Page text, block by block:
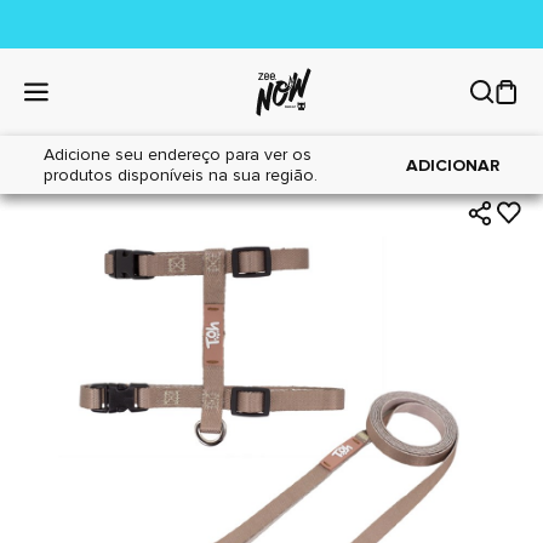
Adicione seu endereço para ver os
produtos disponíveis na sua região.
ADICIONAR
Home|Gatos|Acessórios